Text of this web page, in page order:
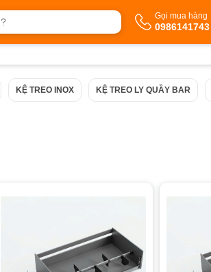
Gọi mua hàng
0986141743
KỆ TREO INOX KỆ TREO LY QUẦY BAR